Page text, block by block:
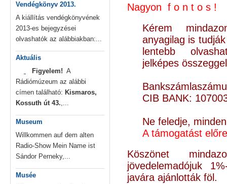
Vendégkönyv 2013.
A kiállítás vendégkönyvének
2013-es bejegyzései
olvashatók az alábbiakban:...
Aktuális
Figyelem! A
Rádiómúzeum az alábbi
címen található: Kismaros,
Kossuth út 43.,...
Museum
Willkommen auf dem alten
Radio-Show Mein Name ist
Sándor Perneky,...
Musée
Nagyon f o n t o s !
Kérem
anyagilag is
lentebb
jelképes
CIB BANK:
Ne feledje,
A támogatást
Köszönet
jövedelemadójuk
javára ajánlották föl.